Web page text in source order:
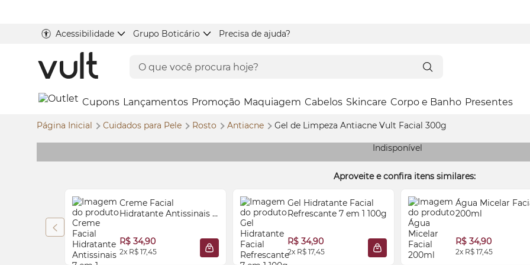
Acessibilidade Grupo Boticário Precisa de ajuda?
Cupons Lançamentos Promoção Maquiagem Cabelos Skincare Corpo e Banho Presentes
Página Inicial Cuidados para Pele Rosto Antiacne Gel de Limpeza Antiacne Vult Facial 300g
Indisponível
Aproveite e confira itens similares:
Creme Facial
Hidratante Antissinais 7
R$ 34,90
2x R$ 17,45 ADICIONAR À SACOLA
Gel Hidratante Facial
Refrescante 7 em 1 100g
R$ 34,90
2x R$ 17,45 ADICIONAR À SACOLA
Água Micelar
200ml
R$ 34,90
2x R$ 17,45